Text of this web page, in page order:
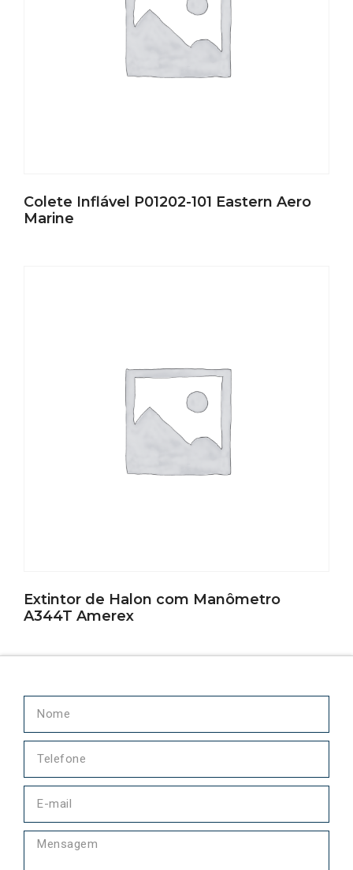
Colete Inflável P01202-101 Eastern Aero
Marine
Extintor de Halon com Manômetro
A344T Amerex